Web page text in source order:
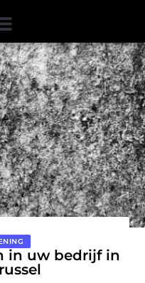
in uw bedrijf in